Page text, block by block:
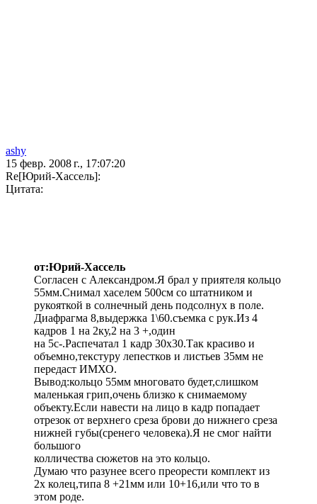
ashy
15 февр. 2008 г., 17:07:20
Re[Юрий-Хассель]:
Цитата:
от:Юрий-Хассель
Согласен с Александром.Я брал у приятеля кольцо
55мм.Снимал хаселем 500см со штатником и
рукояткой в солнечный день подсолнух в поле.
Диафрагма 8,выдержка 1\60.съемка с рук.Из 4
кадров 1 на 2ку,2 на 3 +,один
на 5с-.Распечатал 1 кадр 30х30.Так красиво и
объемно,текстуру лепестков и листьев 35мм не
передаст ИМХО.
Вывод:кольцо 55мм многовато будет,слишком
маленькая грип,очень близко к снимаемому
объекту.Если навести на лицо в кадр попадает
отрезок от верхнего среза брови до нижнего среза
нижней губы(сренего человека).Я не смог найти
большого
колличества сюжетов на это кольцо.
Думаю что разунее всего преорести комплект из
2х колец,типа 8 +21мм или 10+16,или что то в
этом роде.